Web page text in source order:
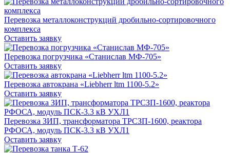
Перевозка металлоконструкций дробильно-сортировочного
комплекса
Оставить заявку
Перевозка погрузчика «Станислав МФ-705»
Оставить заявку
Перевозка автокрана «Liebherr ltm 1100-5.2»
Оставить заявку
Перевозка ЗИП, трансформатора ТРСЗП-1600, реактора
РФОСА, модуль ПСК-3.3 кВ УХЛ1
Оставить заявку